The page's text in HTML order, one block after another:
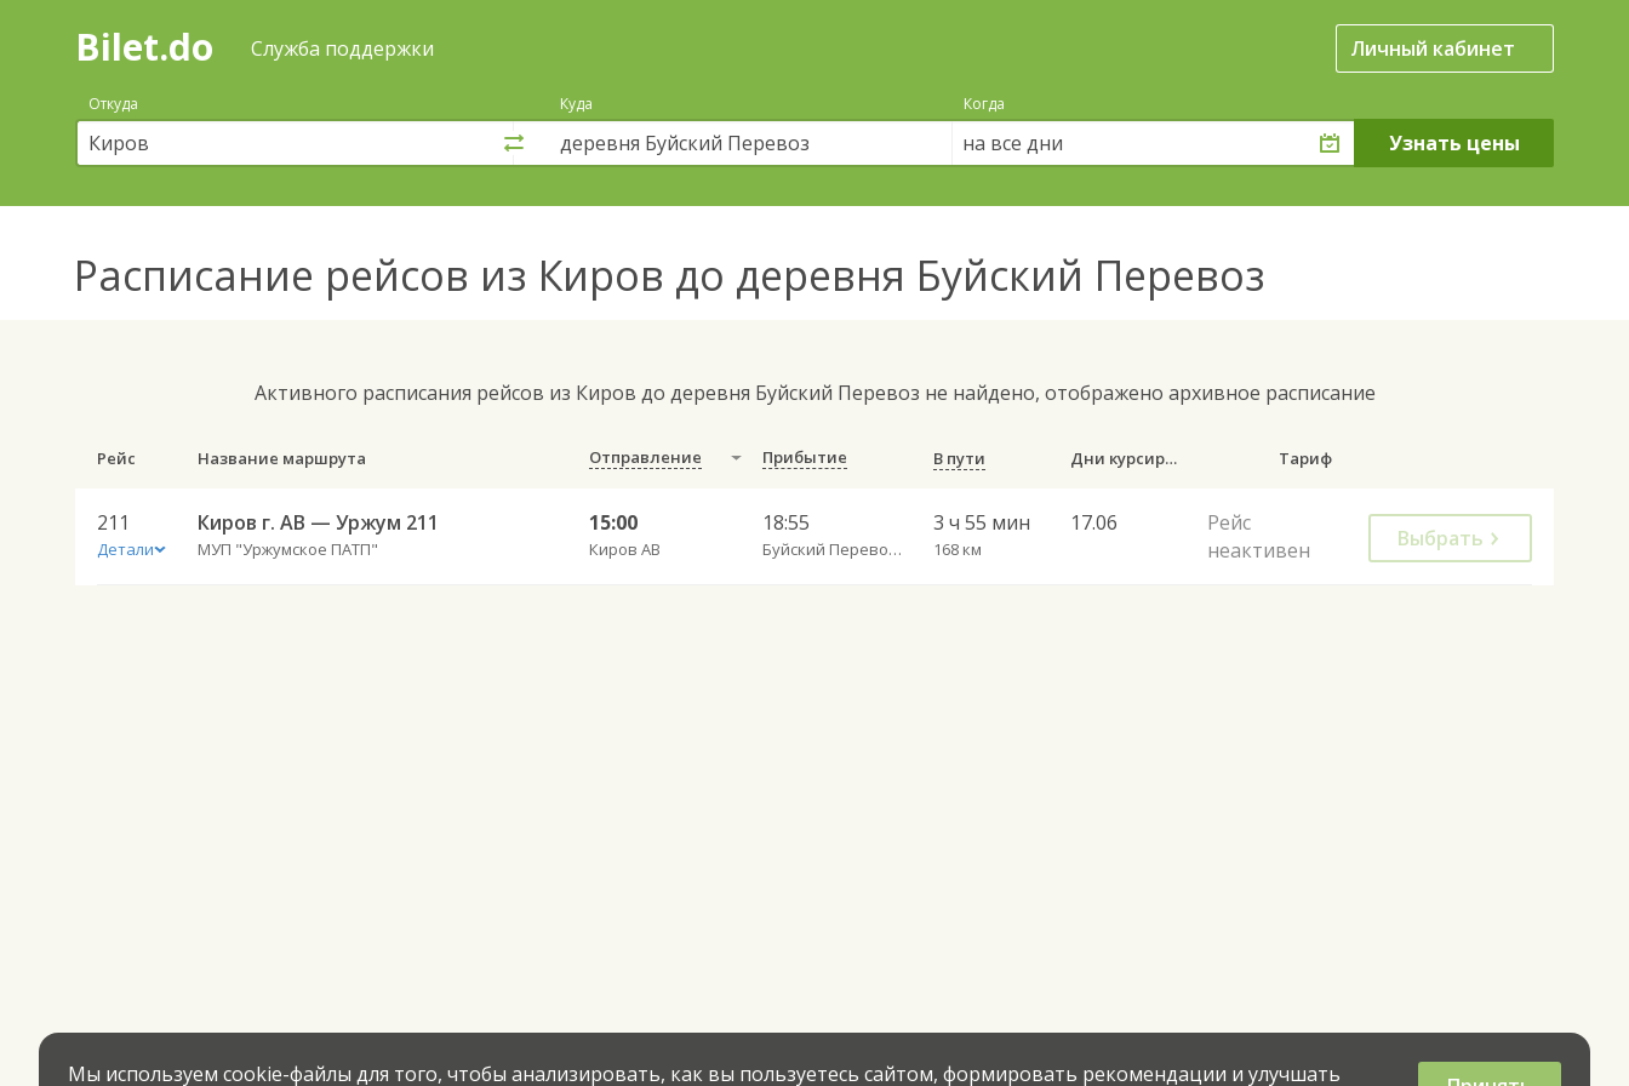
Поиск
покупка
билетов
автобус
онлайн
Bilet.do Служба поддержки Личный кабинет
Откуда Куда Когда
на все дни
Расписание рейсов из Киров до деревня Буйский Перевоз
Активного расписания рейсов из Киров до деревня Буйский Перевоз не найдено, отображено архивное расписание
Рейс Название маршрута Отправление Прибытие В пути Дни курсирования Тариф
211
Детали
Киров г. АВ — Уржум 211
МУП "Уржумское ПАТП"
15:00
Киров АВ
18:55
Буйский Перевоз д.
3 ч 55 мин
168 км
17.06
Рейс
неактивен
Выбрать
Мы используем cookie-файлы для того, чтобы анализировать, как вы пользуетесь сайтом, формировать рекомендации и улучшать